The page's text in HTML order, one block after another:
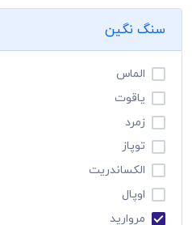
سنگ نگین
الماس
یاقوت
زمرد
توپاز
الکساندریت
اوپال
مروارید